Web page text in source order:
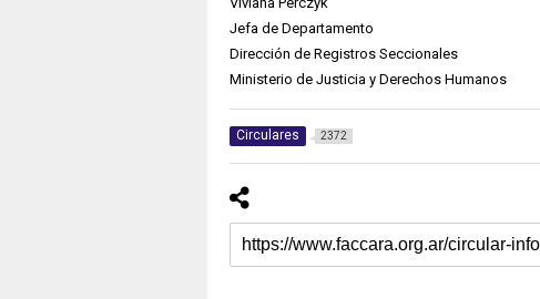
Jefa de Departamento
Dirección de Registros Seccionales
Ministerio de Justicia y Derechos Humanos
Circulares 2372